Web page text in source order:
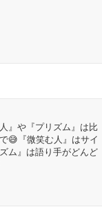
』や『プリズム』は比
😅『微笑む人』はサイ
ム』は語り手がどんど